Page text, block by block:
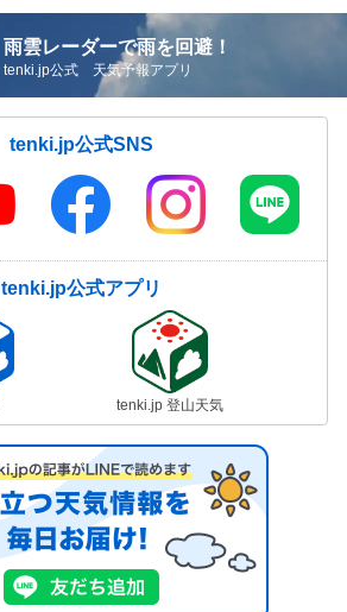
雨雲レーダーで雨を回避！
tenki.jp公式 天気予報アプリ
tenki.jp公式SNS
tenki.jp公式アプリ
tenki.jp 登山天気